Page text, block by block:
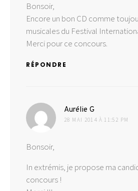
Bonsoir,
Encore un bon CD comme
musicales du Festival
Merci pour ce concours.
RÉPONDRE
Aurélie G
28 MAI 2014 À 11:52 PM
Bonsoir,
In extrémis, je propose ma
concours !